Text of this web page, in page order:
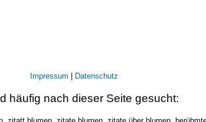
Impressum | Datenschutz
häufig nach dieser Seite gesucht: